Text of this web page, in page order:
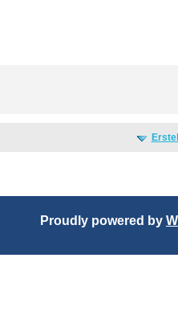
Proudly powered by